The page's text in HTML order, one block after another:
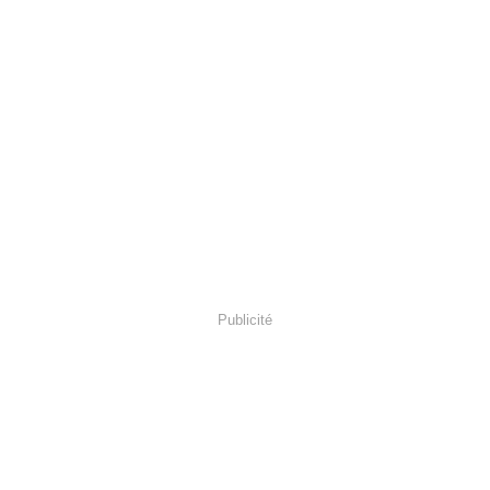
Publicité